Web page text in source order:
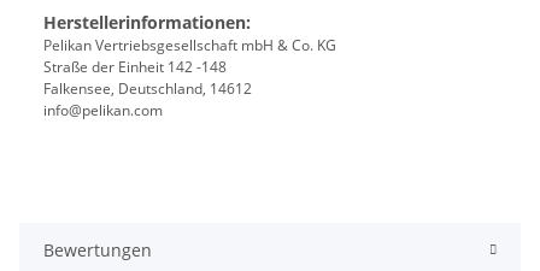
Herstellerinformationen:
Pelikan Vertriebsgesellschaft mbH & Co. KG
Straße der Einheit 142 -148
Falkensee, Deutschland, 14612
info@pelikan.com
Bewertungen